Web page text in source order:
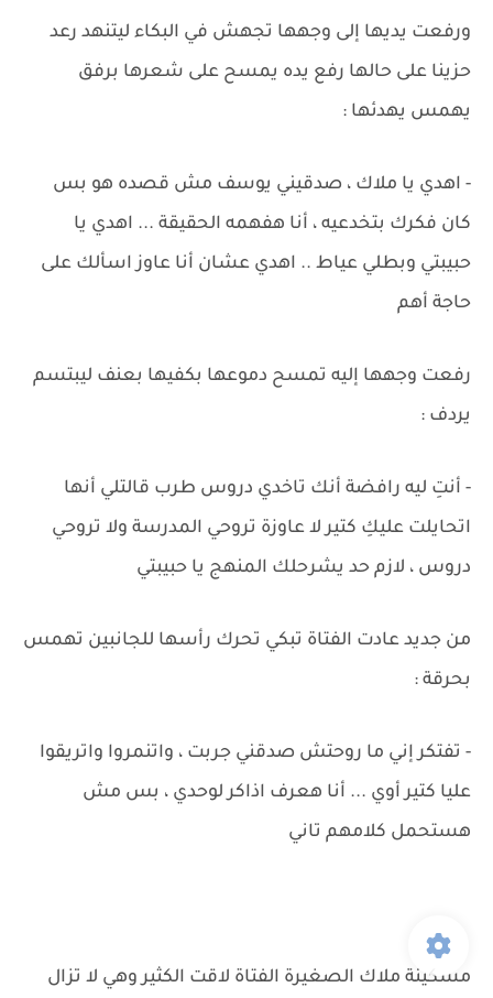
ورفعت يديها إلى وجهها تجهش في البكاء ليتنهد رعد
حزينا على حالها رفع يده يمسح على شعرها برفق
يهمس يهدئها :
- اهدي يا ملاك ، صدقيني يوسف مش قصده هو بس
كان فكرك بتخدعيه ، أنا هفهمه الحقيقة ... اهدي يا
حبيبتي وبطلي عياط .. اهدي عشان أنا عاوز اسألك على
حاجة أهم
رفعت وجهها إليه تمسح دموعها بكفيها بعنف ليبتسم
يردف :
- أنتِ ليه رافضة أنك تاخدي دروس طرب قالتلي أنها
اتحايلت عليكِ كتير لا عاوزة تروحي المدرسة ولا تروحي
دروس ، لازم حد يشرحلك المنهج يا حبيبتي
من جديد عادت الفتاة تبكي تحرك رأسها للجانبين تهمس
بحرقة :
- تفتكر إني ما روحتش صدقني جربت ، واتنمروا واتريقوا
عليا كتير أوي ... أنا هعرف اذاكر لوحدي ، بس مش
هستحمل كلامهم تاني
مسكينة ملاك الصغيرة الفتاة لاقت الكثير وهي لا تزال